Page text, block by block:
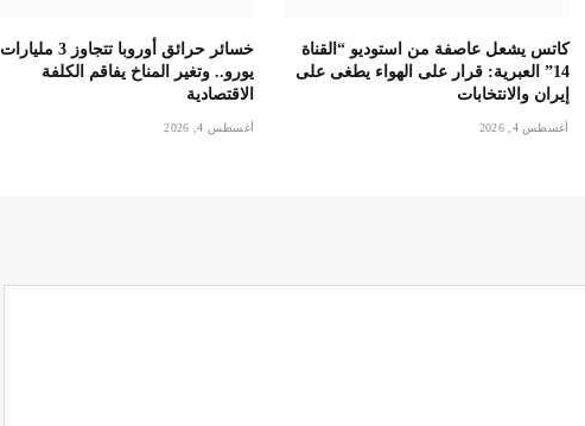
كاتس يشعل عاصفة من استوديو “القناة
14” العبرية: قرار على الهواء يطغى على
إيران والانتخابات
أغسطس 4, 2026
خسائر حرائق أوروبا تتجاوز 3 مليارات
يورو.. وتغير المناخ يفاقم الكلفة
الاقتصادية
أغسطس 4, 2026